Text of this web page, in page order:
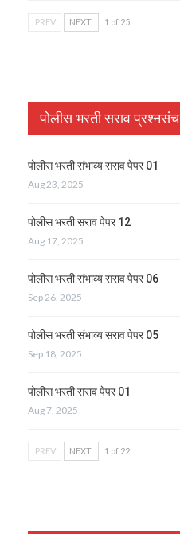
PREV NEXT 1 of 25
पोलीस भरती सराव प्रश्नसंच
पोलीस भरती संभाव्य सराव पेपर 01
Aug 23, 2025
पोलीस भरती सराव पेपर 12
Aug 17, 2025
पोलीस भरती संभाव्य सराव पेपर 06
Sep 26, 2025
पोलीस भरती संभाव्य सराव पेपर 05
Sep 18, 2025
पोलीस भरती सराव पेपर 01
Aug 7, 2025
PREV NEXT 1 of 22